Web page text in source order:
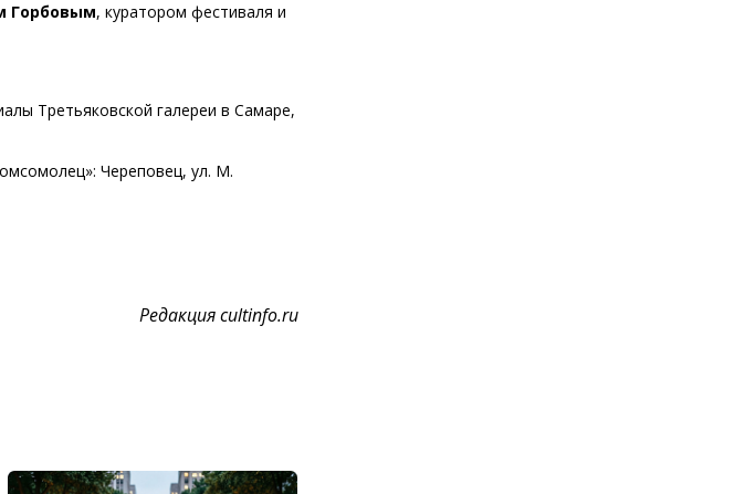
Горбовым, куратором фестиваля и
Третьяковской галереи в Самаре,
Череповец, ул. М.
Редакция cultinfo.ru